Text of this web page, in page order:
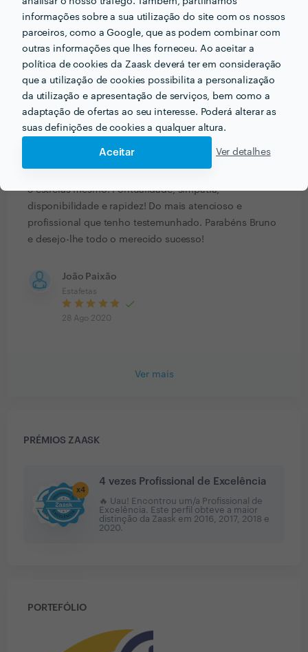
informações sobre a sua utilização do site com os nossos
parceiros, como a Google, que as podem combinar com
outras informações que lhes forneceu. Ao aceitar a
política de cookies da Zaask deverá ter em consideração
que a utilização de cookies possibilita a personalização
da utilização e apresentação de serviços, bem como a
adaptação de ofertas ao seu interesse. Poderá alterar as
suas definições de cookies a qualquer altura.
Aceitar Ver detalhes
justo. Aconselho vivamente
Cristóvão Matos
Estafetas
Filipa Pereira
28 Ago 2020
5 estrelas mesmo! Pontualidade, simpatia,
disponibilidade e rapidez! Do mais atencioso e
profissional que tenho testemunhado. Parabéns Bruno
e desejo-lhe todo o merecido sucesso!
João Paixão
Estafetas
28 Ago 2020
Ver mais
PRÉMIOS ZAASK
x4
4 vezes Profissional de Excelência
🔥 Uau! Encontrou um/a Profissional de
Excelência. Este perfil obteve a maior
distinção da Zaask em 2016, 2017, 2018 e
2020
PORTEFÓLIO